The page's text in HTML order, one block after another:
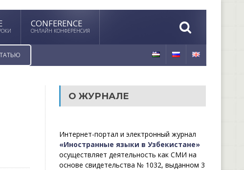
CONFERENCE
ОНЛАЙН КОНФЕРЕНСИЯ
О ЖУРНАЛЕ
Интернет-портал и электронный журнал
«Иностранные языки в Узбекистане»
осуществляет деятельность как СМИ на
основе свидетельства № 1032, выданном 3